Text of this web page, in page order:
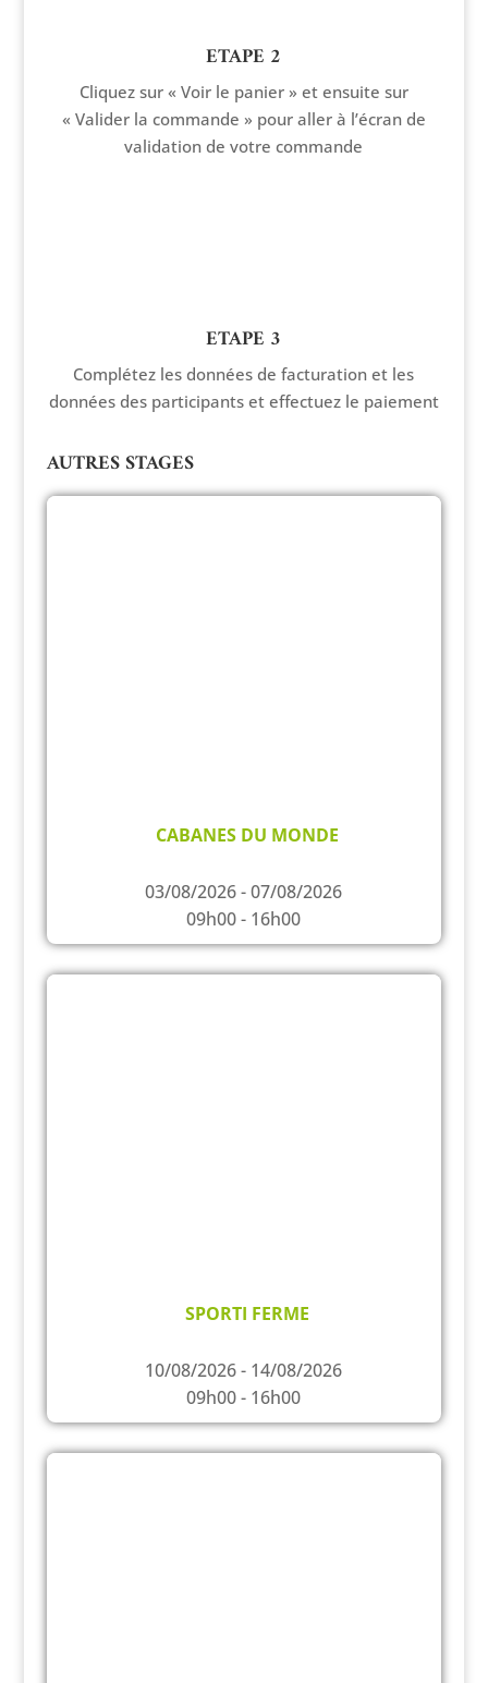
ETAPE 2
Cliquez sur « Voir le panier » et ensuite sur
« Valider la commande » pour aller à l’écran de
validation de votre commande
ETAPE 3
Complétez les données de facturation et les
données des participants et effectuez le paiement
AUTRES STAGES
CABANES DU MONDE
03/08/2026 - 07/08/2026
09h00 - 16h00
SPORTI FERME
10/08/2026 - 14/08/2026
09h00 - 16h00